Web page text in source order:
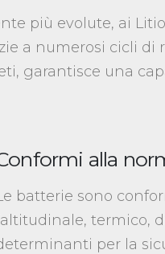
più evolute, ai
a numerosi cicli di
garantisce una
alla
batterie sono
termico,
per la